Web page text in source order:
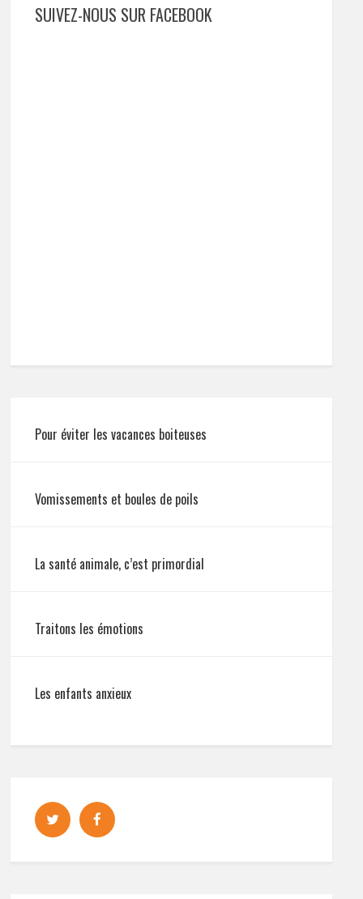
SUIVEZ-NOUS SUR FACEBOOK
Pour éviter les vacances boiteuses
Vomissements et boules de poils
La santé animale, c’est primordial
Traitons les émotions
Les enfants anxieux